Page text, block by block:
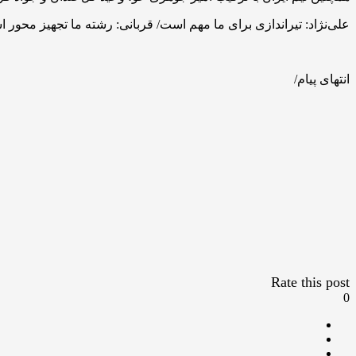
علی‌نژاد: تیراندازی برای ما مهم است/ قربانی: رشته ما تجهیز
انتهای پیام/
Rate this post
0